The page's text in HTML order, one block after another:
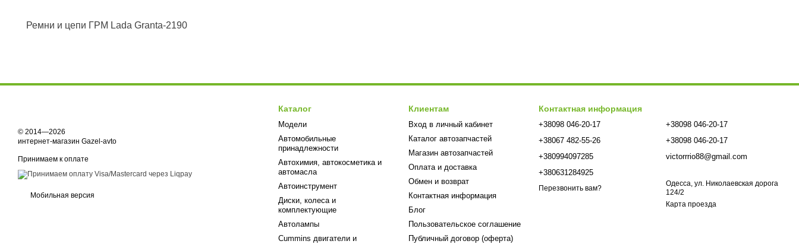
Ремни и цепи ГРМ Lada Granta-2190
© 2014—2026
интернет-магазин Gazel-avto
Принимаем к оплате
Мобильная версия
Каталог
Модели
Автомобильные
принадлежности
Автохимия, автокосметика и
автомасла
Автоинструмент
Диски, колеса и
комплектующие
Автолампы
Cummins двигатели и
Клиентам
Вход в личный кабинет
Каталог автозапчастей
Магазин автозапчастей
Оплата и доставка
Обмен и возврат
Контактная информация
Блог
Пользовательское соглашение
Публичный договор (оферта)
Контактная информация
+38098 046-20-17
+38067 482-55-26
+380994097285
+380631284925
Перезвонить вам?
+38098 046-20-17
+38098 046-20-17
victorrrio88@gmail.com
Одесса, ул. Николаевская дорога
124/2
Карта проезда